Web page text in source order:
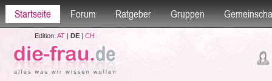
Startseite Forum Ratgeber Gruppen
Edition: AT| DE| CH